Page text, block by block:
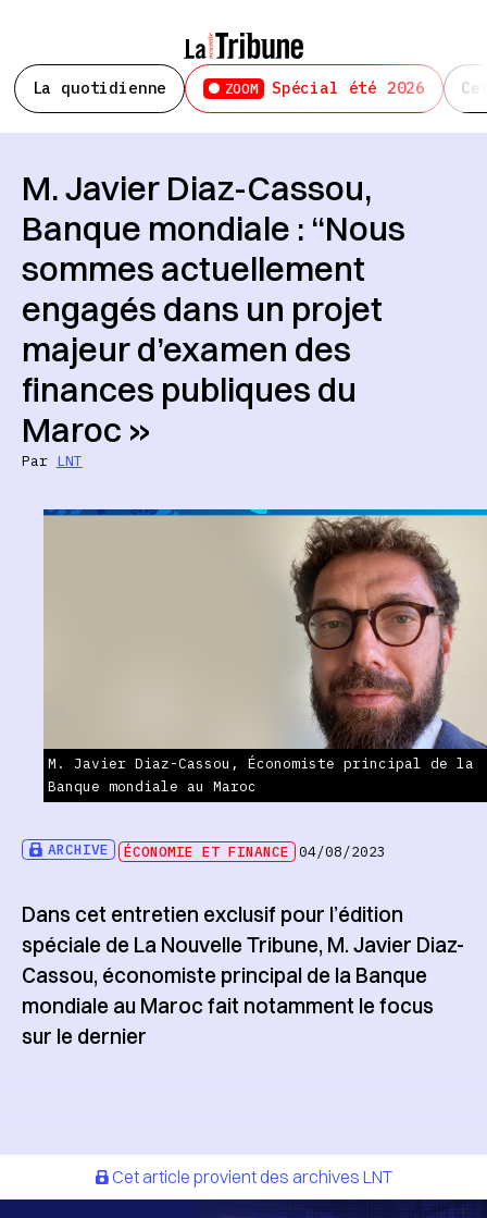
La quotidienne ZOOM Spécial été 2026
ARCHIVE ÉCONOMIE ET FINANCE 04/08/2023
M. Javier Diaz-Cassou,
Banque mondiale : “Nous
sommes actuellement
engagés dans un projet
majeur d’examen des
finances publiques du
Maroc »
Par LNT
M. Javier Diaz-Cassou, Économiste principal de la
Banque mondiale au Maroc
Dans cet entretien exclusif pour l’édition
spéciale de La Nouvelle Tribune, M. Javier Diaz-
Cassou, économiste principal de la Banque
mondiale au Maroc fait notamment le focus
sur le dernier
Cet article provient des archives LNT